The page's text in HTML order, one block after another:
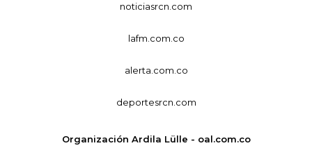
noticiasrcn.com
lafm.com.co
alerta.com.co
deportesrcn.com
Organización Ardila Lülle - oal.com.co